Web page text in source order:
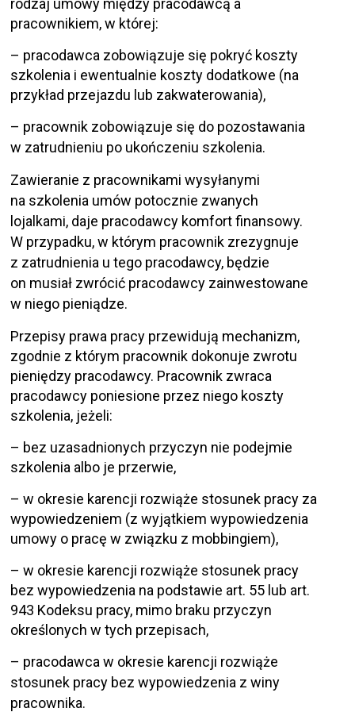
rodzaj umowy między pracodawcą a
pracownikiem, w której:
– pracodawca zobowiązuje się pokryć koszty
szkolenia i ewentualnie koszty dodatkowe (na
przykład przejazdu lub zakwaterowania),
– pracownik zobowiązuje się do pozostawania
w zatrudnieniu po ukończeniu szkolenia.
Zawieranie z pracownikami wysyłanymi
na szkolenia umów potocznie zwanych
lojalkami, daje pracodawcy komfort finansowy.
W przypadku, w którym pracownik zrezygnuje
z zatrudnienia u tego pracodawcy, będzie
on musiał zwrócić pracodawcy zainwestowane
w niego pieniądze.
Przepisy prawa pracy przewidują mechanizm,
zgodnie z którym pracownik dokonuje zwrotu
pieniędzy pracodawcy. Pracownik zwraca
pracodawcy poniesione przez niego koszty
szkolenia, jeżeli:
– bez uzasadnionych przyczyn nie podejmie
szkolenia albo je przerwie,
– w okresie karencji rozwiąże stosunek pracy za
wypowiedzeniem (z wyjątkiem wypowiedzenia
umowy o pracę w związku z mobbingiem),
– w okresie karencji rozwiąże stosunek pracy
bez wypowiedzenia na podstawie art. 55 lub art.
943 Kodeksu pracy, mimo braku przyczyn
określonych w tych przepisach,
– pracodawca w okresie karencji rozwiąże
stosunek pracy bez wypowiedzenia z winy
pracownika.